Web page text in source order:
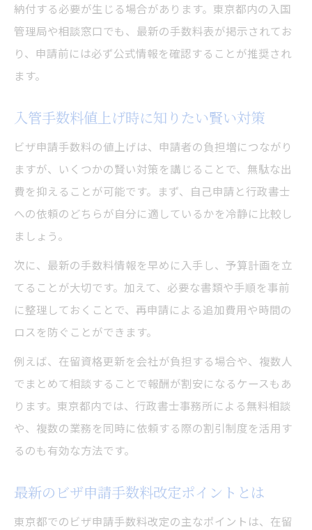
納付する必要が生じる場合があります。東京都内の入国
管理局や相談窓口でも、最新の手数料表が掲示されてお
り、申請前には必ず公式情報を確認することが推奨され
ます。
入管手数料値上げ時に知りたい賢い対策
ビザ申請手数料の値上げは、申請者の負担増につながり
ますが、いくつかの賢い対策を講じることで、無駄な出
費を抑えることが可能です。まず、自己申請と行政書士
への依頼のどちらが自分に適しているかを冷静に比較し
ましょう。
次に、最新の手数料情報を早めに入手し、予算計画を立
てることが大切です。加えて、必要な書類や手順を事前
に整理しておくことで、再申請による追加費用や時間の
ロスを防ぐことができます。
例えば、在留資格更新を会社が負担する場合や、複数人
でまとめて相談することで報酬が割安になるケースもあ
ります。東京都内では、行政書士事務所による無料相談
や、複数の業務を同時に依頼する際の割引制度を活用す
るのも有効な方法です。
最新のビザ申請手数料改定ポイントとは
東京都でのビザ申請手数料改定の主なポイントは、在留